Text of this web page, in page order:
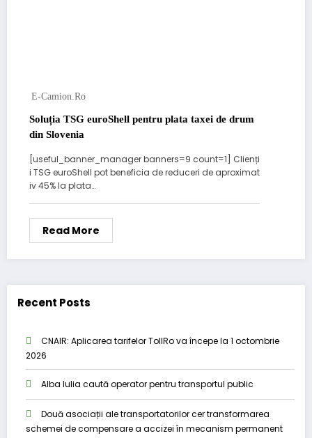
E-Camion.ro
Soluția TSG euroShell pentru plata taxei de drum
din Slovenia
[useful_banner_manager banners=9 count=1] Clienți
i TSG euroShell pot beneficia de reduceri de aproximat
iv 45% la plata…
Read More
Recent Posts
CNAIR: Aplicarea tarifelor TollRo va începe la 1 octombrie
2026
Alba Iulia caută operator pentru transportul public
Două asociații ale transportatorilor cer transformarea
schemei de compensare a accizei în mecanism permanent